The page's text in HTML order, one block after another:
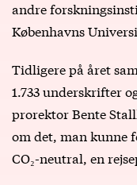
andre
Københavns
Tidligere på året
1.733 underskrifter
prorektor Bente
om det, man kunne
CO₂-neutral, en